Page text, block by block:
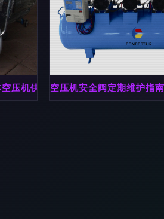
压机供应详情、价格与产品特色
空压机安全阀定期维护指